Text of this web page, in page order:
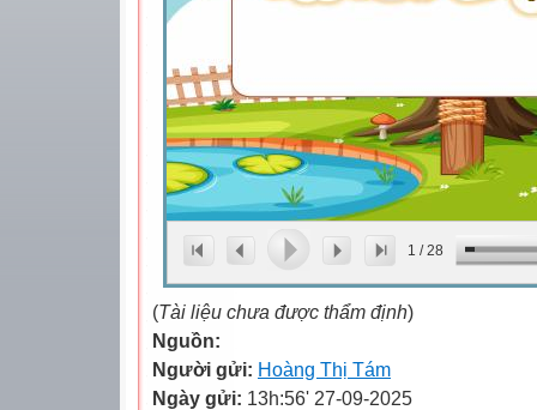
1 /28
(Tài liệu chưa được thẩm định)
Nguồn:
Người gửi: Hoàng Thị Tám
Ngày gửi: 13h:56' 27-09-2025